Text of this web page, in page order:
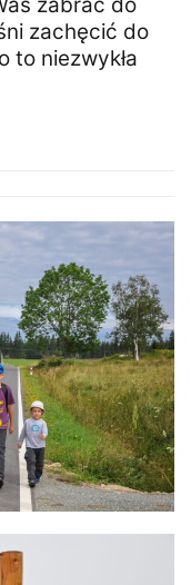
zabrać do
zachęcić do
to niezwykła